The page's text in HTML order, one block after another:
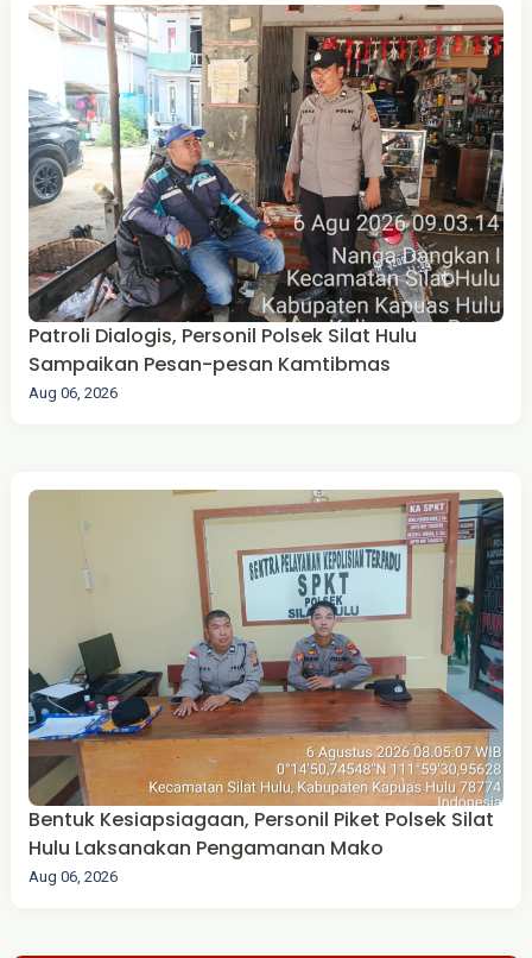
Patroli Dialogis, Personil Polsek Silat Hulu
Sampaikan Pesan-pesan Kamtibmas
Aug 06, 2026
Bentuk Kesiapsiagaan, Personil Piket Polsek Silat
Hulu Laksanakan Pengamanan Mako
Aug 06, 2026